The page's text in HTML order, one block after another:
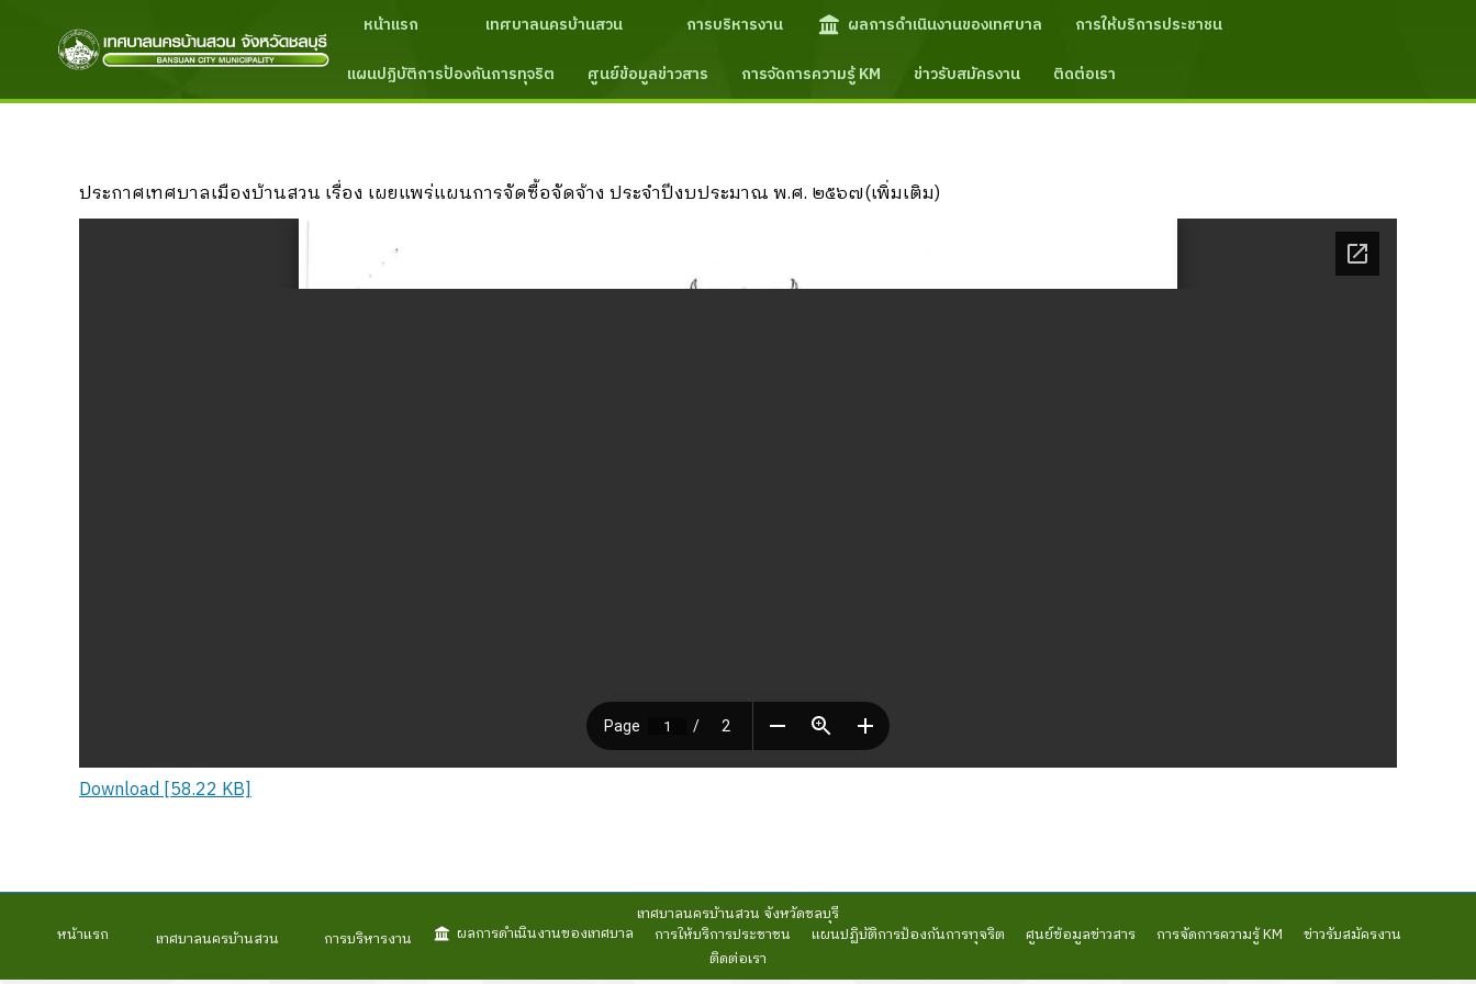
หน้าแรก เทศบาลนครบ้านสวน การบริหารงาน ผลการดำเนินงานของเทศบาล
การให้บริการประชาชน
แผนปฏิบัติการป้องกันการทุจริต
ศูนย์ข้อมูลข่าวสาร การจัดการความรู้ KM ข่าวรับสมัครงาน ติดต่อเรา
ประกาศเทศบาลเมืองบ้านสวน เรื่อง เผยแพร่แผนการจัดซื้อจัดจ้าง ประจำปีงบประมาณ พ.ศ. ๒๕๖๗(เพิ่มเติม)
Download [58.22 KB]
เทศบาลนครบ้านสวน จังหวัดชลบุรี
หน้าแรก
เทศบาลนครบ้านสวน การบริหารงาน ผลการดำเนินงานของเทศบาล การให้บริการประชาชน แผนปฏิบัติการป้องกันการทุจริต ศูนย์ข้อมูลข่าวสาร การจัดการความรู้ KM
ข่าวรับสมัครงาน
ติดต่อเรา